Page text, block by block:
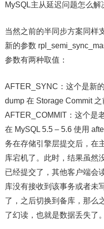
MySQL主从延迟问题怎么解
当然之前的半同步方案同样
新的参数
参数有两种取值：
AFTER_SYNC：这个是新
dump 在 Storage Commit 之
AFTER_COMMIT：这个是
在 MySQL 5.5 – 5.6 使用
务在存储引擎层提交后，在
库宕机了。此时，结果虽然
已经提交了，其他客户端会
库没有接收到该事务或者未
了，之后切换到备库，那么
了幻读，也就是数据丢失了。